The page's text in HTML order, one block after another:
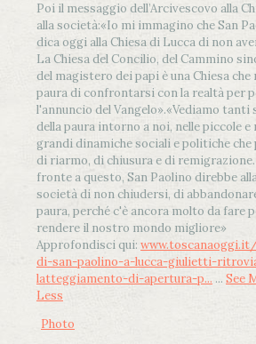
Poi il messaggio dell’Arcivescovo alla
alla società:«Io mi immagino che San
dica oggi alla Chiesa di Lucca di non
La Chiesa del Concilio, del Cammino
del magistero dei papi è una Chiesa che
paura di confrontarsi con la realtà per
l'annuncio del Vangelo».«Vediamo tanti
della paura intorno a noi, nelle piccole e
grandi dinamiche sociali e politiche che
di riarmo, di chiusura e di
fronte a questo, San Paolino direbbe
società di non chiudersi, di
paura, perché c'è ancora molto da fare
rendere il nostro mondo migliore»
Approfondisci qui:
di-san-paolino-a-lucca-giulietti-
latteggiamento-di-apertura-p... ... See
Less
Photo